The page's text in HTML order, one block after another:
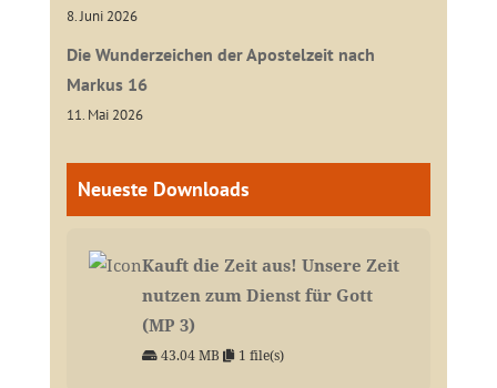
8. Juni 2026
Die Wunderzeichen der Apostelzeit nach
Markus 16
11. Mai 2026
Neueste Downloads
Kauft die Zeit aus! Unsere Zeit
nutzen zum Dienst für Gott
(MP 3)
43.04 MB 1 file(s)